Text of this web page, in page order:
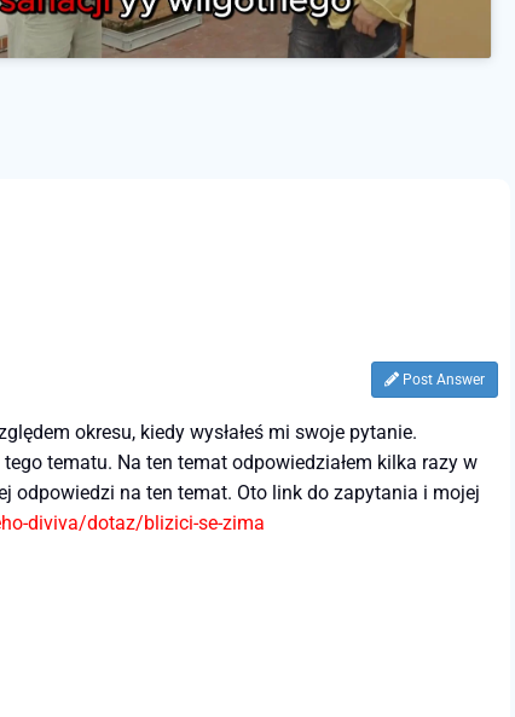
Post Answer
okresu, kiedy wysłałeś mi swoje pytanie.
tematu. Na ten temat odpowiedziałem kilka razy w
odpowiedzi na ten temat. Oto link do zapytania i mojej
diviva/dotaz/blizici-se-zima